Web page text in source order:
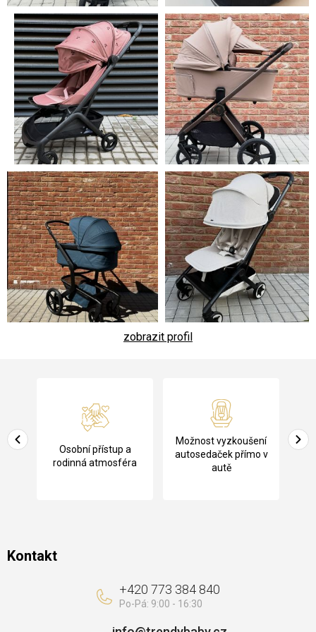
zobrazit profil
a
Osobní přístup a
rodinná atmosféra
Možnost vyzkoušení
autosedaček přímo v
autě
Kontakt
+420 773 384 840